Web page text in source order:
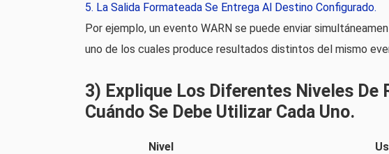
La Salida Formateada Se Entrega Al Destino Configurado.
Por ejemplo, un evento WARN se puede enviar
uno de los cuales produce resultados distintos del mismo
3) Explique Los Diferentes Niveles De
Cuándo Se Debe Utilizar Cada Uno.
Nivel